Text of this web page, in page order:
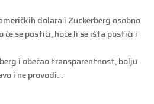
dolara i Zuckerberg osobno
se postići, hoće li se išta postići i
i obećao transparentnost, bolju
i ne provodi…